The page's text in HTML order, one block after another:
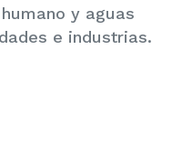
y aguas
e industrias.